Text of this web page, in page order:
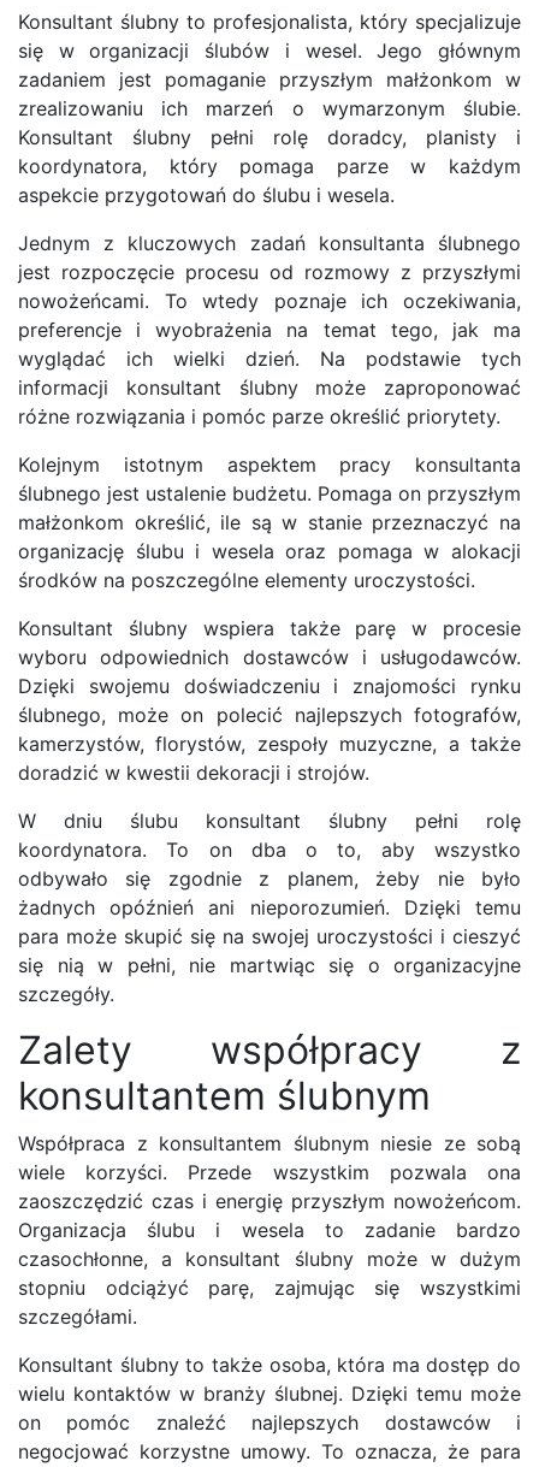
Konsultant ślubny to profesjonalista, który specjalizuje
się w organizacji ślubów i wesel. Jego głównym
zadaniem jest pomaganie przyszłym małżonkom w
zrealizowaniu ich marzeń o wymarzonym ślubie.
Konsultant ślubny pełni rolę doradcy, planisty i
koordynatora, który pomaga parze w każdym
aspekcie przygotowań do ślubu i wesela.
Jednym z kluczowych zadań konsultanta ślubnego
jest rozpoczęcie procesu od rozmowy z przyszłymi
nowożeńcami. To wtedy poznaje ich oczekiwania,
preferencje i wyobrażenia na temat tego, jak ma
wyglądać ich wielki dzień. Na podstawie tych
informacji konsultant ślubny może zaproponować
różne rozwiązania i pomóc parze określić priorytety.
Kolejnym istotnym aspektem pracy konsultanta
ślubnego jest ustalenie budżetu. Pomaga on przyszłym
małżonkom określić, ile są w stanie przeznaczyć na
organizację ślubu i wesela oraz pomaga w alokacji
środków na poszczególne elementy uroczystości.
Konsultant ślubny wspiera także parę w procesie
wyboru odpowiednich dostawców i usługodawców.
Dzięki swojemu doświadczeniu i znajomości rynku
ślubnego, może on polecić najlepszych fotografów,
kamerzystów, florystów, zespoły muzyczne, a także
doradzić w kwestii dekoracji i strojów.
W dniu ślubu konsultant ślubny pełni rolę
koordynatora. To on dba o to, aby wszystko
odbywało się zgodnie z planem, żeby nie było
żadnych opóźnień ani nieporozumień. Dzięki temu
para może skupić się na swojej uroczystości i cieszyć
się nią w pełni, nie martwiąc się o organizacyjne
szczegóły.
Zalety współpracy z
konsultantem ślubnym
Współpraca z konsultantem ślubnym niesie ze sobą
wiele korzyści. Przede wszystkim pozwala ona
zaoszczędzić czas i energię przyszłym nowożeńcom.
Organizacja ślubu i wesela to zadanie bardzo
czasochłonne, a konsultant ślubny może w dużym
stopniu odciążyć parę, zajmując się wszystkimi
szczegółami.
Konsultant ślubny to także osoba, która ma dostęp do
wielu kontaktów w branży ślubnej. Dzięki temu może
on pomóc znaleźć najlepszych dostawców i
negocjować korzystne umowy. To oznacza, że para